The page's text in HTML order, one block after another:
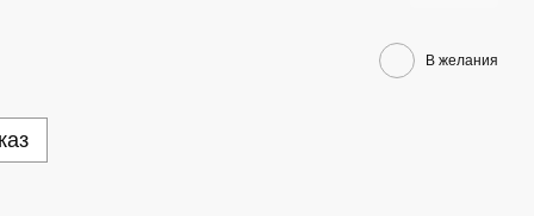
В желания